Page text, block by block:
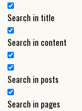
Search in title
Search in content
Search in posts
Search in pages